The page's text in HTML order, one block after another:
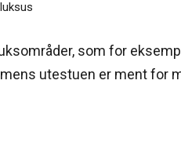
som for
utestuen er ment for